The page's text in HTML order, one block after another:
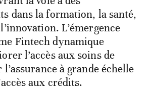
dans la formation, la santé,
L’émergence
Fintech dynamique
l’accès aux soins de
à grande échelle
aux crédits.